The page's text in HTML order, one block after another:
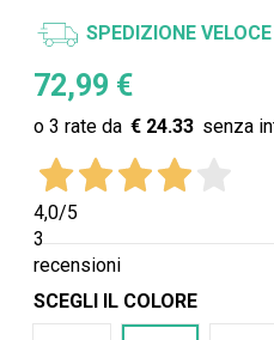
SPEDIZIONE VELOCE
72,99 €
€ 24.33
4,0/5
3
recensioni
SCEGLI IL COLORE